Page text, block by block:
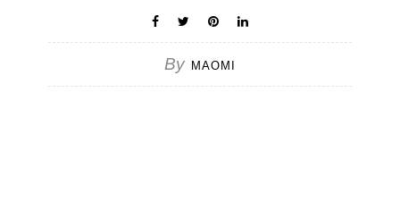
By MAOMI